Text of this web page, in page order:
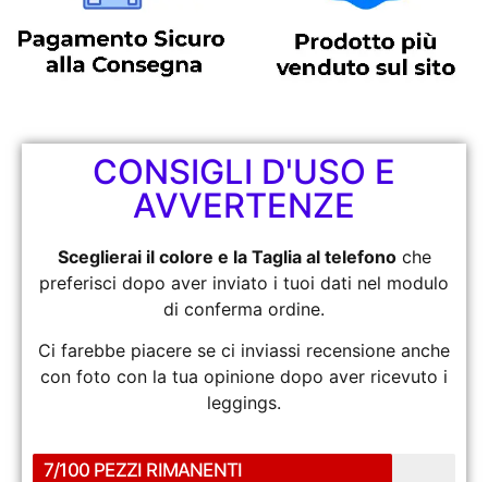
CONSIGLI D'USO E
AVVERTENZE
Sceglierai il colore e la Taglia al telefonoche
preferisci dopo aver inviato i tuoi dati nel modulo
di conferma ordine.
Ci farebbe piacere se ci inviassi recensione anche
con foto con la tua opinione dopo aver ricevuto i
leggings.
7/100 PEZZI RIMANENTI